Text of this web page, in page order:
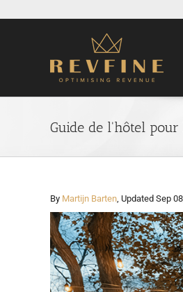
Guide de l'hôtel
By Martijn Barten, Updated Sep
View
Larger
Image